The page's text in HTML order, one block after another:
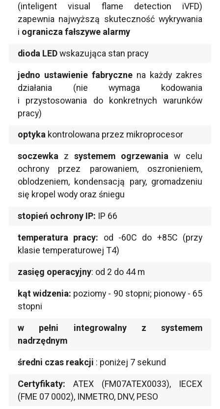
(inteligent visual flame detection iVFD)
zapewnia najwyższą skuteczność wykrywania
i ogranicza fałszywe alarmy
dioda LEDwskazująca stan pracy
jedno ustawienie fabrycznena każdy zakres
działania (nie wymaga kodowania
i przystosowania do konkretnych warunków
pracy)
optykakontrolowana przez mikroprocesor
soczewkaz systemem ogrzewania w celu
ochrony przez parowaniem, oszronieniem,
oblodzeniem, kondensacją pary, gromadzeniu
się kropel wody oraz śniegu
stopień ochrony IP: IP 66
temperatura pracy: od -60C do +85C (przy
klasie temperaturowej T4)
zasięg operacyjny: od 2 do 44 m
kąt widzenia: poziomy - 90 stopni; pionowy - 65
stopni
w pełni integrowalny z systemem
nadrzędnym
średni czas reakcji : poniżej 7 sekund
Certyfikaty: ATEX (FM07ATEX0033), IECEX
(FME 07 0002), INMETRO, DNV, PESO